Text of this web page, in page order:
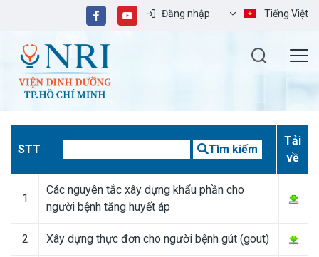
Đăng nhập Tiếng Việt
STT Tìm kiếm
Tải
về
1
Các nguyên tắc xây dựng khẩu phần cho
người bệnh tăng huyết áp
2 Xây dựng thực đơn cho người bệnh gút (gout)